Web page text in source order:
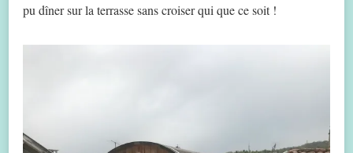
pu dîner sur la terrasse sans croiser qui que ce soit !